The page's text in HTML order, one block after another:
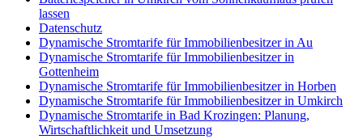
lassen
Datenschutz
Dynamische Stromtarife für Immobilienbesitzer in Au
Dynamische Stromtarife für Immobilienbesitzer in
Gottenheim
Dynamische Stromtarife für Immobilienbesitzer in Horben
Dynamische Stromtarife für Immobilienbesitzer in Umkirch
Dynamische Stromtarife in Bad Krozingen: Planung,
Wirtschaftlichkeit und Umsetzung